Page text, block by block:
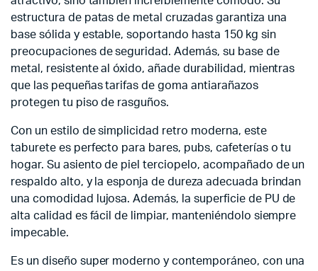
estructura de patas de metal cruzadas garantiza una
base sólida y estable, soportando hasta 150 kg sin
preocupaciones de seguridad. Además, su base de
metal, resistente al óxido, añade durabilidad, mientras
que las pequeñas tarifas de goma antiarañazos
protegen tu piso de rasguños.
Con un estilo de simplicidad retro moderna, este
taburete es perfecto para bares, pubs, cafeterías o tu
hogar. Su asiento de piel terciopelo, acompañado de un
respaldo alto, y la esponja de dureza adecuada brindan
una comodidad lujosa. Además, la superficie de PU de
alta calidad es fácil de limpiar, manteniéndolo siempre
impecable.
Es un diseño super moderno y contemporáneo, con una